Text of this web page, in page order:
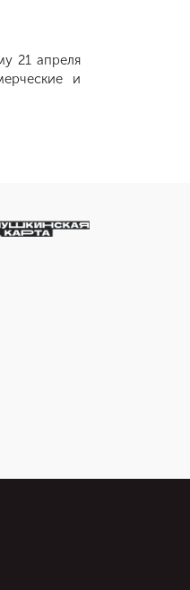
21 апреля
и